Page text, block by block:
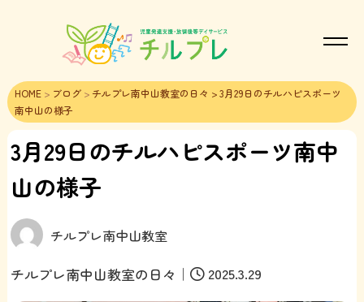
HOME> ブログ> チルプレ南中山教室の日々 > 3月29日のチルハピスポーツ
南中山の様子
3月29日のチルハピスポーツ南中
山の様子
チルプレ南中山教室
チルプレ南中山教室の日々 ｜ 2025.3.29